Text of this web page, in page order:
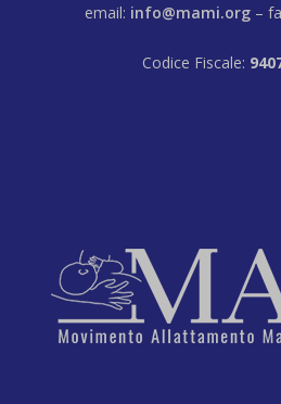
email: info@mami.org –
Codice Fiscale: